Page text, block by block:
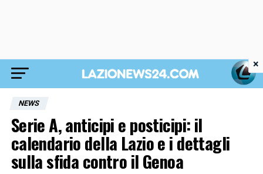
NEWS
Serie A, anticipi e posticipi: il
calendario della Lazio e i dettagli
sulla sfida contro il Genoa
×